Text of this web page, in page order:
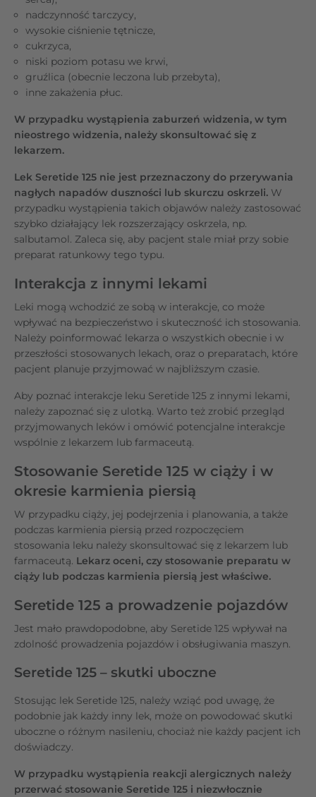
nadczynność tarczycy,
wysokie ciśnienie tętnicze,
cukrzyca,
niski poziom potasu we krwi,
gruźlica (obecnie leczona lub przebyta),
inne zakażenia płuc.
W przypadku wystąpienia zaburzeń widzenia, w tym
nieostrego widzenia, należy skonsultować się z
lekarzem.
Lek Seretide 125 nie jest przeznaczony do przerywania
nagłych napadów duszności lub skurczu oskrzeli. W
przypadku wystąpienia takich objawów należy zastosować
szybko działający lek rozszerzający oskrzela, np.
salbutamol. Zaleca się, aby pacjent stale miał przy sobie
preparat ratunkowy tego typu.
Interakcja z innymi lekami
Leki mogą wchodzić ze sobą w interakcje, co może
wpływać na bezpieczeństwo i skuteczność ich stosowania.
Należy poinformować lekarza o wszystkich obecnie i w
przeszłości stosowanych lekach, oraz o preparatach, które
pacjent planuje przyjmować w najbliższym czasie.
Aby poznać interakcje leku Seretide 125 z innymi lekami,
należy zapoznać się z ulotką. Warto też zrobić przegląd
przyjmowanych leków i omówić potencjalne interakcje
wspólnie z lekarzem lub farmaceutą.
Stosowanie Seretide 125 w ciąży i w
okresie karmienia piersią
W przypadku ciąży, jej podejrzenia i planowania, a także
podczas karmienia piersią przed rozpoczęciem
stosowania leku należy skonsultować się z lekarzem lub
farmaceutą. Lekarz oceni, czy stosowanie preparatu w
ciąży lub podczas karmienia piersią jest właściwe.
Seretide 125 a prowadzenie pojazdów
Jest mało prawdopodobne, aby Seretide 125 wpływał na
zdolność prowadzenia pojazdów i obsługiwania maszyn.
Seretide 125 – skutki uboczne
Stosując lek Seretide 125, należy wziąć pod uwagę, że
podobnie jak każdy inny lek, może on powodować skutki
uboczne o różnym nasileniu, chociaż nie każdy pacjent ich
doświadczy.
W przypadku wystąpienia reakcji alergicznych należy
przerwać stosowanie Seretide 125 i niezwłocznie